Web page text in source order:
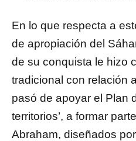
En lo que respecta a
de apropiación del
de su conquista le hizo
tradicional con relación
pasó de apoyar el Plan
territorios’, a formar
Abraham, diseñados